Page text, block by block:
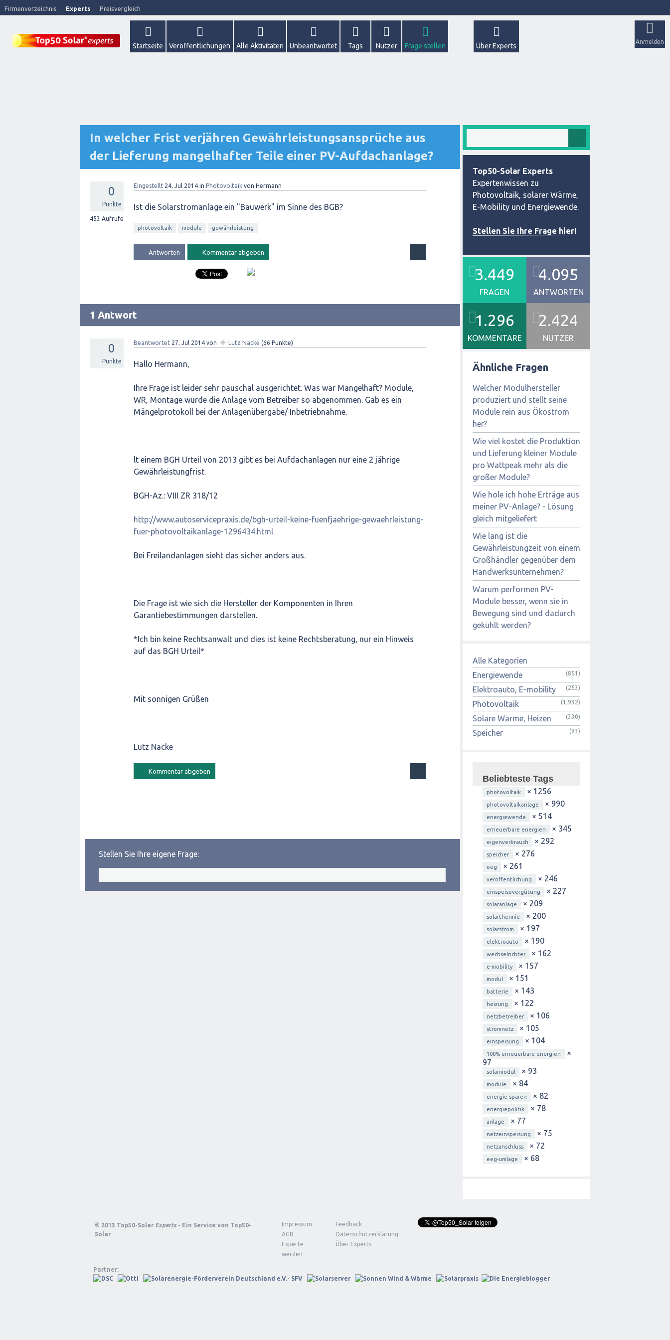
Firmenverzeichnis Experts Preisvergleich
Anmelden
Startseite Veröffentlichungen Alle Aktivitäten Unbeantwortet Tags Nutzer Frage stellen Über Experts
In welcher Frist verjähren Gewährleistungsansprüche aus
der Lieferung mangelhafter Teile einer PV-Aufdachanlage?
0
Punkte
453 Aufrufe
Eingestellt 24, Jul 2014 in Photovoltaik von Hermann
Ist die Solarstromanlage ein "Bauwerk" im Sinne des BGB?
photovoltaik module gewährleistung
1 Antwort
0
Punkte
Beantwortet 27, Jul 2014 von ✦ Lutz Nacke (66 Punkte)
Hallo Hermann,
Ihre Frage ist leider sehr pauschal ausgerichtet. Was war Mangelhaft? Module,
WR, Montage wurde die Anlage vom Betreiber so abgenommen. Gab es ein
Mängelprotokoll bei der Anlagenübergabe/ Inbetriebnahme.
lt einem BGH Urteil von 2013 gibt es bei Aufdachanlagen nur eine 2 jährige
Gewährleistungfrist.
BGH-Az.: VIII ZR 318/12
http://www.autoservicepraxis.de/bgh-urteil-keine-fuenfjaehrige-gewaehrleistung-
fuer-photovoltaikanlage-1296434.html
Bei Freilandanlagen sieht das sicher anders aus.
Die Frage ist wie sich die Hersteller der Komponenten in Ihren
Garantiebestimmungen darstellen.
*Ich bin keine Rechtsanwalt und dies ist keine Rechtsberatung, nur ein Hinweis
auf das BGH Urteil*
Mit sonnigen Grüßen
Lutz Nacke
Stellen Sie Ihre eigene Frage:
Top50-Solar Experts
Expertenwissen zu
Photovoltaik, solarer Wärme,
E-Mobility und Energiewende.
Stellen Sie Ihre Frage hier!
3.449
FRAGEN
4.095
ANTWORTEN
1.296
KOMMENTARE
2.424
NUTZER
Ähnliche Fragen
Welcher Modulhersteller
produziert und stellt seine
Module rein aus Ökostrom
her?
Wie viel kostet die Produktion
und Lieferung kleiner Module
pro Wattpeak mehr als die
großer Module?
Wie hole ich hohe Erträge aus
meiner PV-Anlage? - Lösung
gleich mitgeliefert
Wie lang ist die
Gewährleistungzeit von einem
Großhändler gegenüber dem
Handwerksunternehmen?
Warum performen PV-
Module besser, wenn sie in
Bewegung sind und dadurch
gekühlt werden?
Alle Kategorien
Energiewende
(851)
Elektroauto, E-mobility (253)
Photovoltaik (1,932)
Solare Wärme, Heizen (330)
Speicher (83)
Beliebteste Tags
photovoltaik × 1256
photovoltaikanlage × 990
energiewende × 514
erneuerbare energien × 345
eigenverbrauch × 292
speicher × 276
eeg × 261
veröffentlichung × 246
einspeisevergütung × 227
solaranlage × 209
solarthermie × 200
solarstrom × 197
elektroauto × 190
wechselrichter × 162
e-mobility × 157
modul × 151
batterie × 143
heizung × 122
netzbetreiber × 106
stromnetz × 105
einspeisung × 104
100% erneuerbare energien
×
97
solarmodul × 93
module × 84
energie sparen × 82
energiepolitik × 78
anlage × 77
netzeinspeisung × 75
netzanschluss × 72
eeg-umlage × 68
© 2013 Top50-Solar Experts - Ein Service von Top50-
Solar
Impressum
Feedback
AGB
Datenschutzerklärung
Experte
werden
Über Experts
Partner: